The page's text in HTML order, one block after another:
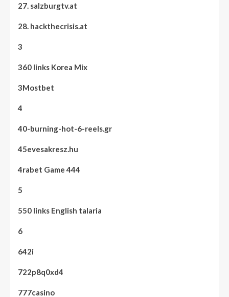
27. salzburgtv.at
28. hackthecrisis.at
3
360 links Korea Mix
3Mostbet
4
40-burning-hot-6-reels.gr
45evesakresz.hu
4rabet Game 444
5
550 links English talaria
6
642i
722p8q0xd4
777casino